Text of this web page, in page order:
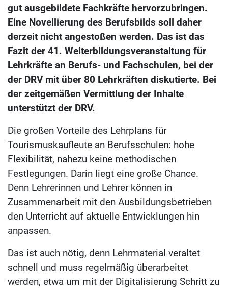
gut ausgebildete Fachkräfte hervorzubringen.
Eine Novellierung des Berufsbilds soll daher
derzeit nicht angestoßen werden. Das ist das
Fazit der 41. Weiterbildungsveranstaltung für
Lehrkräfte an Berufs- und Fachschulen, bei der
der DRV mit über 80 Lehrkräften diskutierte. Bei
der zeitgemäßen Vermittlung der Inhalte
unterstützt der DRV.
Die großen Vorteile des Lehrplans für
Tourismuskaufleute an Berufsschulen: hohe
Flexibilität, nahezu keine methodischen
Festlegungen. Darin liegt eine große Chance.
Denn Lehrerinnen und Lehrer können in
Zusammenarbeit mit den Ausbildungsbetrieben
den Unterricht auf aktuelle Entwicklungen hin
anpassen.
Das ist auch nötig, denn Lehrmaterial veraltet
schnell und muss regelmäßig überarbeitet
werden, etwa um mit der Digitalisierung Schritt zu